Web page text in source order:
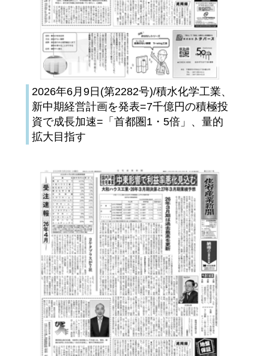
2026年6月9日(第2282号)/積水化学工業、
新中期経営計画を発表=7千億円の積極投
資で成長加速=「首都圏1・5倍」、量的
拡大目指す